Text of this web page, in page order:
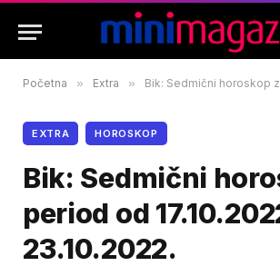
Početna » Extra » Bik: Sedmični horoskop za period od
EXTRA HOROSKOP
Bik: Sedmični
period od
23.10.2022.